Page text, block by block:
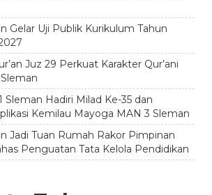
Gelar Uji Publik Kurikulum Tahun
Juz 29 Perkuat Karakter Qur’ani
Sleman Hadiri Milad Ke-35 dan
Kemilau Mayoga MAN 3 Sleman
Jadi Tuan Rumah Rakor Pimpinan
Penguatan Tata Kelola Pendidikan